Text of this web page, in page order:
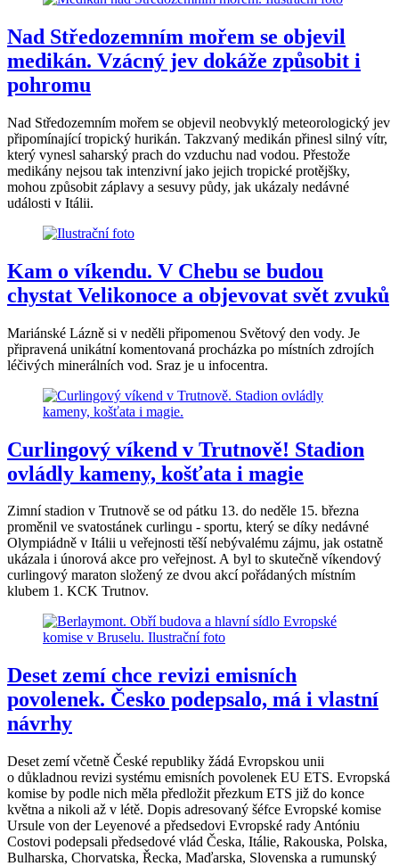
Nad Středozemním mořem se objevil
medikán. Vzácný jev dokáže způsobit i
pohromu
Nad Středozemním mořem se objevil neobvyklý meteorologický jev
připomínající tropický hurikán. Takzvaný medikán přinesl silný vítr,
který vynesl saharský prach do vzduchu nad vodou. Přestože
medikány nejsou tak intenzivní jako jejich tropické protějšky,
mohou způsobit záplavy a sesuvy půdy, jak ukázaly nedávné
události v Itálii.
Kam o víkendu. V Chebu se budou
chystat Velikonoce a objevovat svět zvuků
Mariánské Lázně si v neděli připomenou Světový den vody. Je
připravená unikátní komentovaná procházka po místních zdrojích
léčivých minerálních vod. Sraz je u infocentra.
Curlingový víkend v Trutnově! Stadion
ovládly kameny, košťata i magie
Zimní stadion v Trutnově se od pátku 13. do neděle 15. března
proměnil ve svatostánek curlingu - sportu, který se díky nedávné
Olympiádně v Itálii u veřejnosti těší nebývalému zájmu, jak ostatně
ukázala i únorová akce pro veřejnost. A byl to skutečně víkendový
curlingový maraton složený ze dvou akcí pořádaných místním
klubem 1. KCK Trutnov.
Deset zemí chce revizi emisních
povolenek. Česko podepsalo, má i vlastní
návrhy
Deset zemí včetně České republiky žádá Evropskou unii
o důkladnou revizi systému emisních povolenek EU ETS. Evropská
komise by podle nich měla předložit přezkum ETS již do konce
května a nikoli až v létě. Dopis adresovaný šéfce Evropské komise
Ursule von der Leyenové a předsedovi Evropské rady Antóniu
Costovi podepsali předsedové vlád Česka, Itálie, Rakouska, Polska,
Bulharska, Chorvatska, Řecka, Maďarska, Slovenska a rumunský